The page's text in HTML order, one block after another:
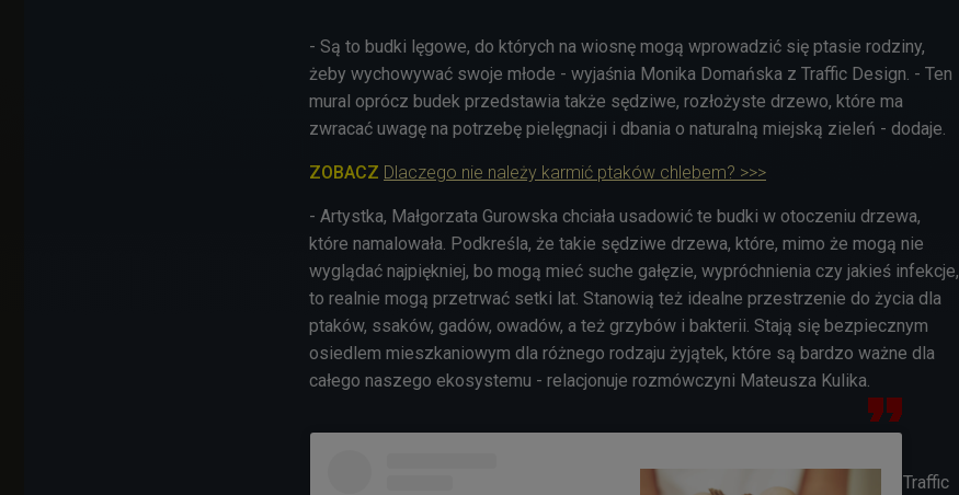
- Są to budki lęgowe, do których na wiosnę mogą wprowadzić się ptasie rodziny,
żeby wychowywać swoje młode - wyjaśnia Monika Domańska z Traffic Design. - Ten
mural oprócz budek przedstawia także sędziwe, rozłożyste drzewo, które ma
zwracać uwagę na potrzebę pielęgnacji i dbania o naturalną miejską zieleń - dodaje.
ZOBACZ Dlaczego nie należy karmić ptaków chlebem? >>>
- Artystka, Małgorzata Gurowska chciała usadowić te budki w otoczeniu drzewa,
które namalowała. Podkreśla, że takie sędziwe drzewa, które, mimo że mogą nie
wyglądać najpiękniej, bo mogą mieć suche gałęzie, wypróchnienia czy jakieś infekcje,
to realnie mogą przetrwać setki lat. Stanowią też idealne przestrzenie do życia dla
ptaków, ssaków, gadów, owadów, a też grzybów i bakterii. Stają się bezpiecznym
osiedlem mieszkaniowym dla różnego rodzaju żyjątek, które są bardzo ważne dla
całego naszego ekosystemu - relacjonuje rozmówczyni Mateusza Kulika.
Traffic